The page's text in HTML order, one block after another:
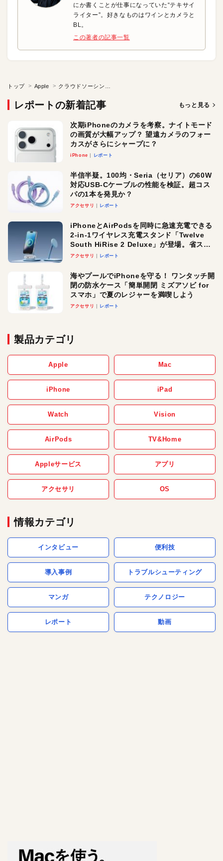
にか書くことが仕事になっていた“テキサイ
ライター”。好きなものはワインとカメラと
BL。
この著者の記事一覧
トップ Apple
レポートの新着記事 もっと見る
次期iPhoneのカメラを考察。ナイトモード
の画質が大幅アップ？ 望遠カメラのフォー
カスがさらにシャープに？
iPhone レポート
半信半疑。100均・Seria（セリア）の60W
対応USB-Cケーブルの性能を検証。超コス
パの1本を発見か？
アクセサリ レポート
iPhoneとAirPodsを同時に急速充電できる
2-in-1ワイヤレス充電スタンド「Twelve
South HiRise 2 Deluxe」が登場。省スペ
ースでおしゃれに充電したい人にオスス
アクセサリ レポート
海やプールでiPhoneを守る！ ワンタッチ開
閉の防水ケース「簡単開閉 ミズアソビ for
スマホ」で夏のレジャーを満喫しよう
アクセサリ レポート
製品カテゴリ
Apple Mac
iPhone iPad
Watch Vision
AirPods TV&Home
Appleサービス アプリ
アクセサリ OS
情報カテゴリ
インタビュー 便利技
導入事例 トラブルシューティング
マンガ テクノロジー
レポート 動画